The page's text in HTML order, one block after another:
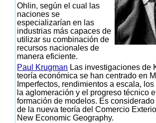
Ohlin, según el cual las
naciones se
especializarían en las
industrias más capaces de
utilizar su combinación de
recursos nacionales de
manera eficiente.
Paul Krugman Las investigaciones de
teoría económica se han centrado en
Imperfectos, rendimientos a escala,
la aglomeración y el progreso técnico
formación de modelos. Es
de la nueva teoría del Comercio
New Economic Geography.